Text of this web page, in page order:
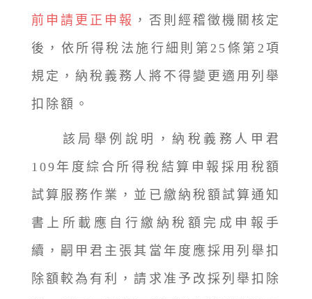
前申請更正申報 ，否則經稽徵機關核定
後，依所得稅法施行細則第25條第2項
規定，納稅義務人將不得變更適用列舉
扣除額。
該局舉例說明，納稅義務人甲君
109年度綜合所得稅結算申報採用稅額
試算服務作業，並已繳納稅額試算通知
書上所載應自行繳納稅額完成申報手
續，嗣甲君主張其當年度應採用列舉扣
除額較為有利，請求准予改採列舉扣除